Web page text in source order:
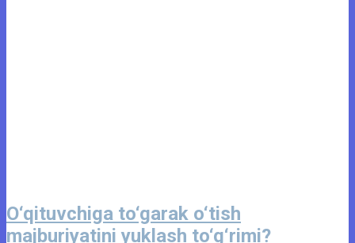
O‘qituvchiga to‘garak o‘tish
majburiyatini yuklash to‘g‘rimi?